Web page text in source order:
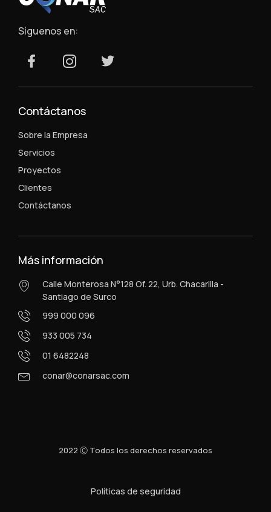
Síguenos en:
Contáctanos
Sobre la Empresa
Servicios
Proyectos
Clientes
Contáctanos
Más información
Calle Monterosa N°128 Of. 22, Urb. Chacarilla -
Santiago de Surco
999 000 096
933 005 734
01 6482248
conar@conarsac.com
2022 Ⓒ Todos los derechos reservados
Políticas de seguridad